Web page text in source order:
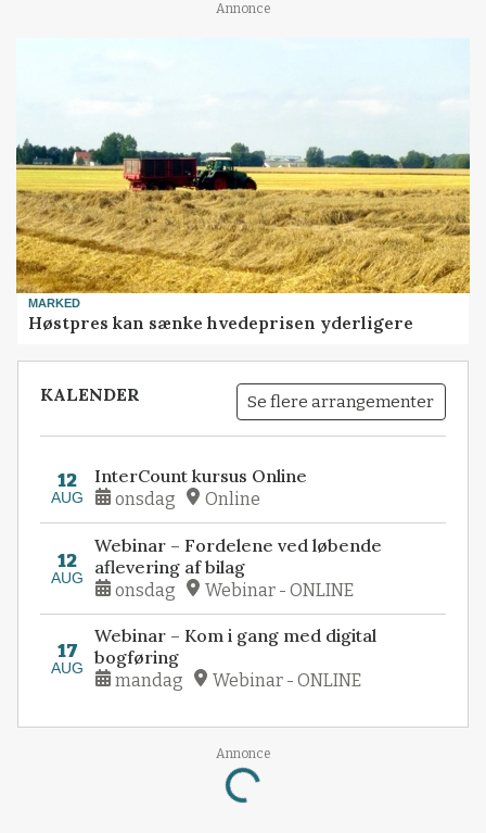
Annonce
MARKED
Høstpres kan sænke hvedeprisen yderligere
KALENDER Se flere arrangementer
12
AUG
InterCount kursus Online
onsdag Online
12
AUG
Webinar – Fordelene ved løbende
aflevering af bilag
onsdag Webinar - ONLINE
17
AUG
Webinar – Kom i gang med digital
bogføring
mandag Webinar - ONLINE
Annonce
Loading...